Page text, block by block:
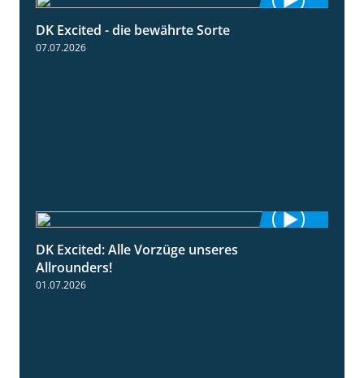
DK Excited - die bewährte Sorte
07.07.2026
DK Excited: Alle Vorzüge unseres
Allrounders!
01.07.2026